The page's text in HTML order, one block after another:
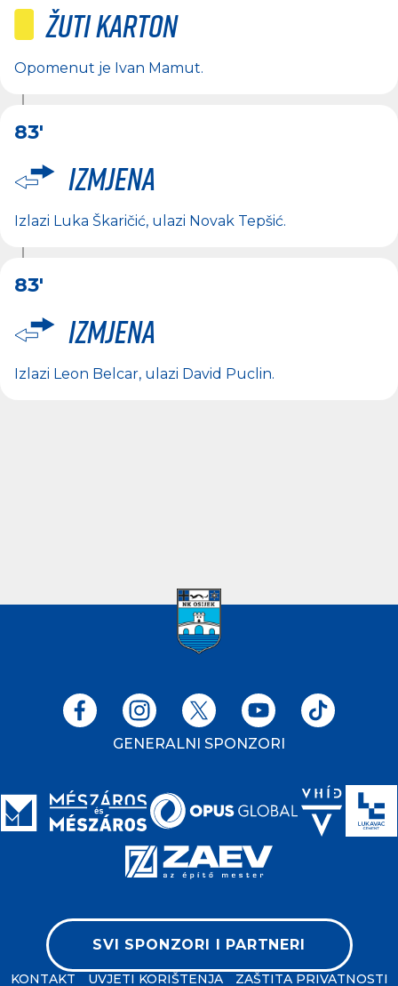
Žuti karton
Opomenut je Ivan Mamut.
83'
Izmjena
Izlazi Luka Škaričić, ulazi Novak Tepšić.
83'
Izmjena
Izlazi Leon Belcar, ulazi David Puclin.
GENERALNI SPONZORI
SVI SPONZORI I PARTNERI
KONTAKT UVJETI KORIŠTENJA ZAŠTITA PRIVATNOSTI